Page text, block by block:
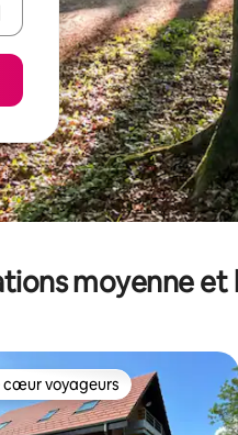
moyenne
cœur voyageurs
cœur voyageurs